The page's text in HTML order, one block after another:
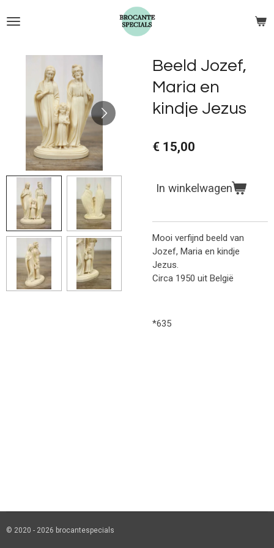
direct
hoofdinhoud
Beeld Jozef,
Maria en
kindje Jezus
€ 15,00
In winkelwagen
Mooi verfijnd beeld van
Jozef, Maria en kindje
Jezus.
Circa 1950 uit België
*635
© 2020 - 2026 brocantespecials